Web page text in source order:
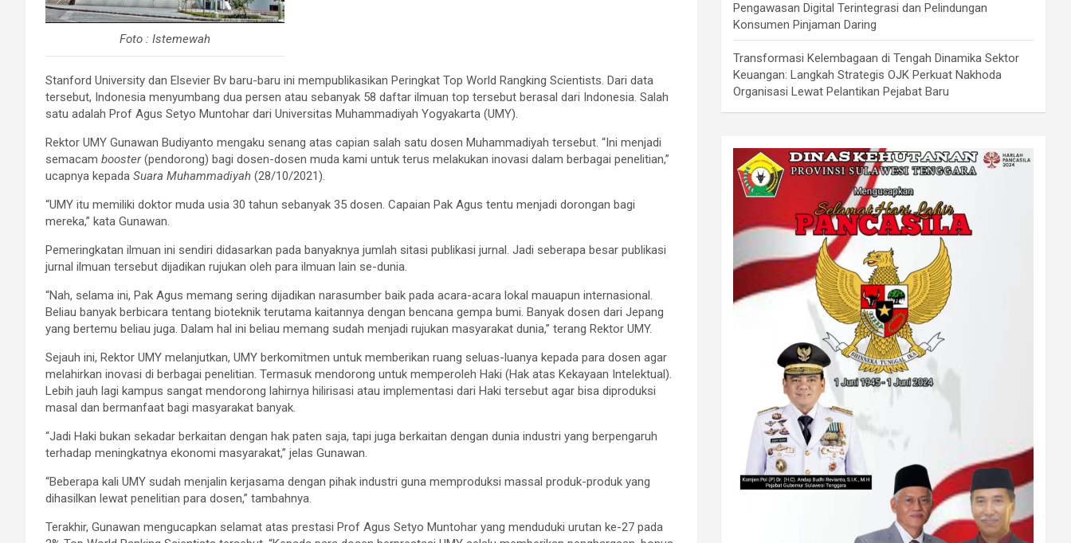
Foto : Istemewah
Stanford University dan Elsevier Bv baru-baru ini mempublikasikan Peringkat Top World Rangking Scientists. Dari data
tersebut, Indonesia menyumbang dua persen atau sebanyak 58 daftar ilmuan top tersebut berasal dari Indonesia. Salah
satu adalah Prof Agus Setyo Muntohar dari Universitas Muhammadiyah Yogyakarta (UMY).
Rektor UMY Gunawan Budiyanto mengaku senang atas capian salah satu dosen Muhammadiyah tersebut. “Ini menjadi
semacam booster(pendorong) bagi dosen-dosen muda kami untuk terus melakukan inovasi dalam berbagai penelitian,”
ucapnya kepada Suara Muhammadiyah (28/10/2021).
“UMY itu memiliki doktor muda usia 30 tahun sebanyak 35 dosen. Capaian Pak Agus tentu menjadi dorongan bagi
mereka,” kata Gunawan.
Pemeringkatan ilmuan ini sendiri didasarkan pada banyaknya jumlah sitasi publikasi jurnal. Jadi seberapa besar publikasi
jurnal ilmuan tersebut dijadikan rujukan oleh para ilmuan lain se-dunia.
“Nah, selama ini, Pak Agus memang sering dijadikan narasumber baik pada acara-acara lokal mauapun internasional.
Beliau banyak berbicara tentang bioteknik terutama kaitannya dengan bencana gempa bumi. Banyak dosen dari Jepang
yang bertemu beliau juga. Dalam hal ini beliau memang sudah menjadi rujukan masyarakat dunia,” terang Rektor UMY.
Sejauh ini, Rektor UMY melanjutkan, UMY berkomitmen untuk memberikan ruang seluas-luanya kepada para dosen agar
melahirkan inovasi di berbagai penelitian. Termasuk mendorong untuk memperoleh Haki (Hak atas Kekayaan Intelektual).
Lebih jauh lagi kampus sangat mendorong lahirnya hilirisasi atau implementasi dari Haki tersebut agar bisa diproduksi
masal dan bermanfaat bagi masyarakat banyak.
“Jadi Haki bukan sekadar berkaitan dengan hak paten saja, tapi juga berkaitan dengan dunia industri yang berpengaruh
terhadap meningkatnya ekonomi masyarakat,” jelas Gunawan.
“Beberapa kali UMY sudah menjalin kerjasama dengan pihak industri guna memproduksi massal produk-produk yang
dihasilkan lewat penelitian para dosen,” tambahnya.
Terakhir, Gunawan mengucapkan selamat atas prestasi Prof Agus Setyo Muntohar yang menduduki urutan ke-27 pada
Pengawasan Digital Terintegrasi dan Pelindungan
Konsumen Pinjaman Daring
Transformasi Kelembagaan di Tengah Dinamika Sektor
Keuangan: Langkah Strategis OJK Perkuat Nakhoda
Organisasi Lewat Pelantikan Pejabat Baru